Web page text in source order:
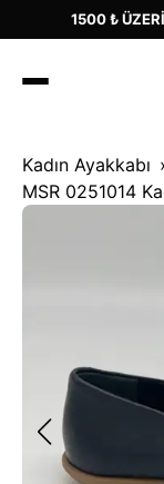
1500 ₺
Kadın Ayakkabı
MSR 0251014